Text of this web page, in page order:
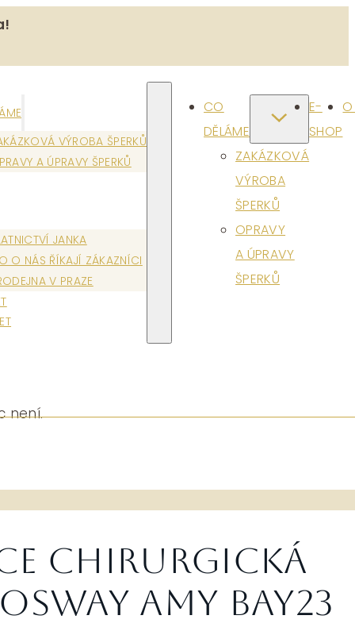
VÝROBA ŠPERKŮ
A ÚPRAVY ŠPERKŮ
JANKA
O NÁS ŘÍKAJÍ ZÁKAZNÍCI
V PRAZE
CO
DĚLÁME
ZAKÁZKOVÁ
VÝROBA
ŠPERKŮ
OPRAVY
A ÚPRAVY
ŠPERKŮ
E-
SHOP
není.
chirurgická
Amy BAY23